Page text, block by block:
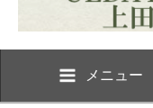
メニュー